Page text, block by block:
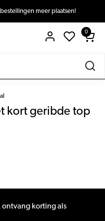
meer plaatsen!
0
kort geribde top
ontvang korting als